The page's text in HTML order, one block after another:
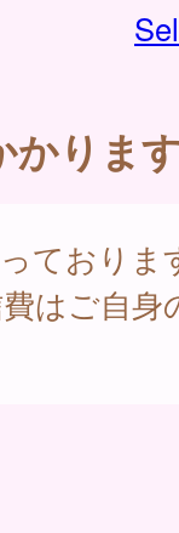
かりま
ておりま
はご自身